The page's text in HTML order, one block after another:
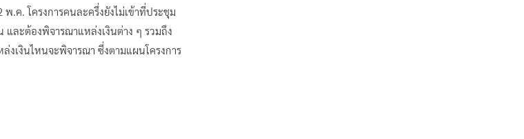
ค. โครงการคนละครึ่งยังไม่เข้าที่ประชุม
ละต้องพิจารณาแหล่งเงินต่าง ๆ รวมถึง
งเงินไหนจะพิจารณา ซึ่งตามแผนโครงการ